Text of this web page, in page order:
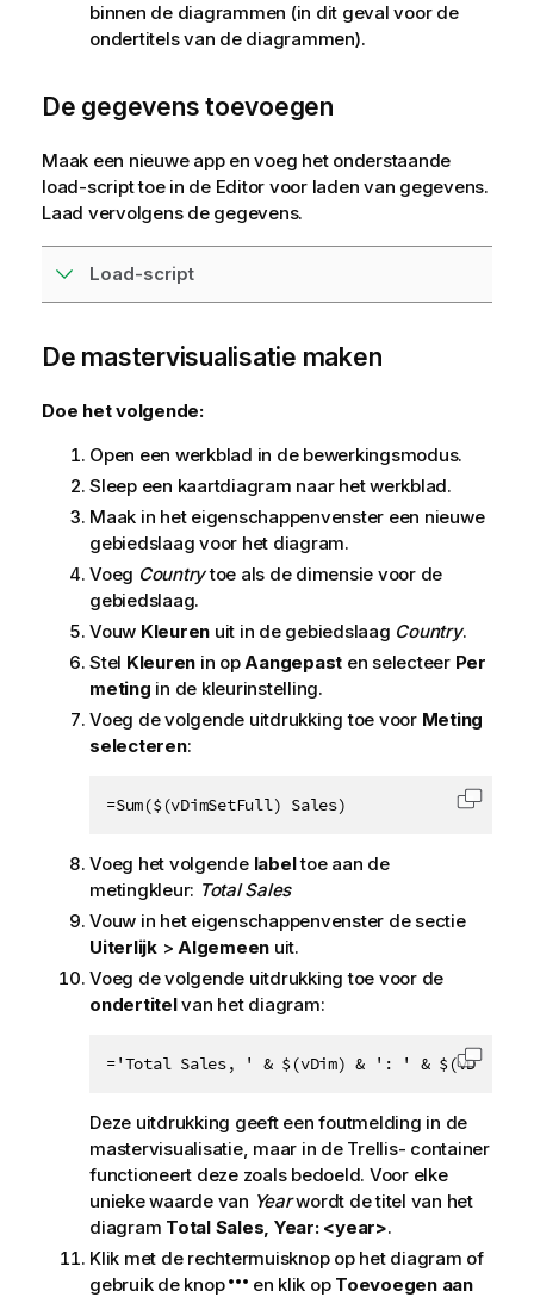
binnen de diagrammen (in dit geval voor de
ondertitels van de diagrammen).
De gegevens toevoegen
Maak een nieuwe app en voeg het onderstaande
load-script toe in de Editor voor laden van gegevens.
Laad vervolgens de gegevens.
Load-script
De mastervisualisatie maken
Doe het volgende:
Open een werkblad in de bewerkingsmodus.
Sleep een kaartdiagram naar het werkblad.
Maak in het eigenschappenvenster een nieuwe
gebiedslaag voor het diagram.
Voeg Countrytoe als de dimensie voor de
gebiedslaag.
Vouw Kleuren uit in de gebiedslaag Country.
Stel Kleuren in opAangepast en selecteer Per
meting in de kleurinstelling.
Voeg de volgende uitdrukking toe voor Meting
selecteren:
=Sum($(vDimSetFull) Sales) Code
Voeg het volgende labeltoe aan de
metingkleur: Total Sales
Vouw in het eigenschappenvenster de sectie
Uiterlijk> Algemeen uit.
Voeg de volgende uitdrukking toe voor de
ondertitelvan het diagram:
='Total Sales, ' & $(vDim) & ': ' & Code
Deze uitdrukking geeft een foutmelding in de
mastervisualisatie, maar in de Trellis- container
functioneert deze zoals bedoeld. Voor elke
unieke waarde van Yearwordt de titel van het
diagram Total Sales, Year: <year>.
Klik met de rechtermuisknop op het diagram of
gebruik de knop
en klik op Toevoegen aan